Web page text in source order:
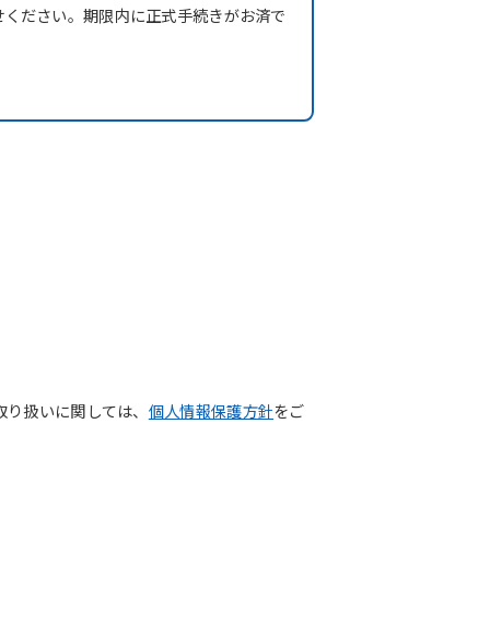
ださい。期限内に正式手続きがお済で
扱いに関しては、 個人情報保護方針をご